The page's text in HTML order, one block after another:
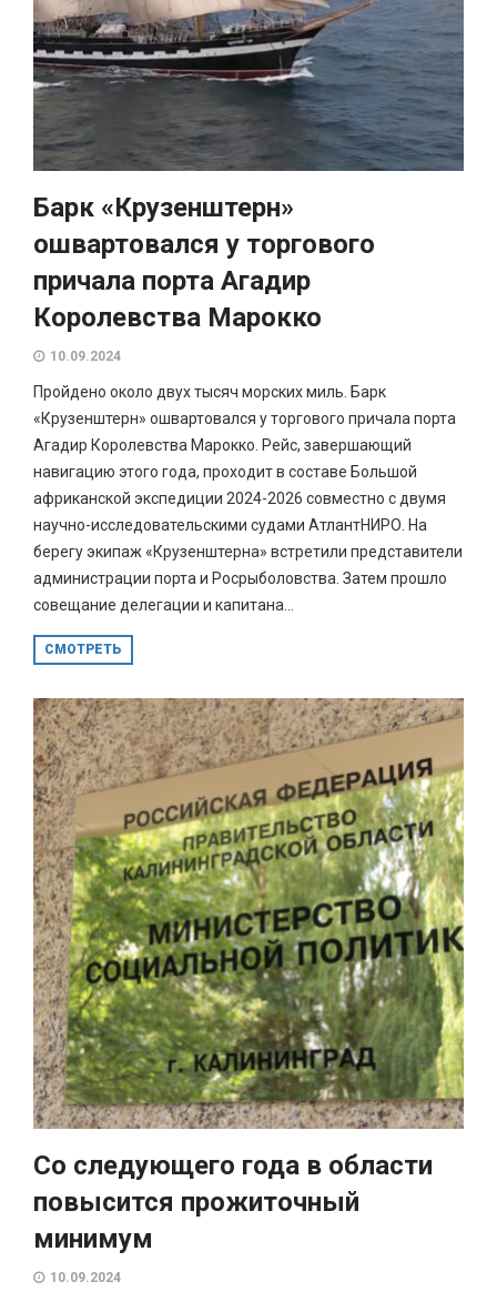
Барк «Крузенштерн»
ошвартовался у торгового
причала порта Агадир
Королевства Марокко
10.09.2024
Пройдено около двух тысяч морских миль. Барк
«Крузенштерн» ошвартовался у торгового причала порта
Агадир Королевства Марокко. Рейс, завершающий
навигацию этого года, проходит в составе Большой
африканской экспедиции 2024-2026 совместно с двумя
научно-исследовательскими судами АтлантНИРО. На
берегу экипаж «Крузенштерна» встретили представители
администрации порта и Росрыболовства. Затем прошло
совещание делегации и капитана...
СМОТРЕТЬ
Со следующего года в области
повысится прожиточный
минимум
10.09.2024